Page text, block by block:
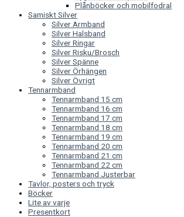
Plånböcker och mobilfodral
Samiskt Silver
Silver Armband
Silver Halsband
Silver Ringar
Silver Risku/Brosch
Silver Spänne
Silver Örhängen
Silver Övrigt
Tennarmband
Tennarmband 15 cm
Tennarmband 16 cm
Tennarmband 17 cm
Tennarmband 18 cm
Tennarmband 19 cm
Tennarmband 20 cm
Tennarmband 21 cm
Tennarmband 22 cm
Tennarmband Justerbar
Tavlor, posters och tryck
Böcker
Lite av varje
Presentkort